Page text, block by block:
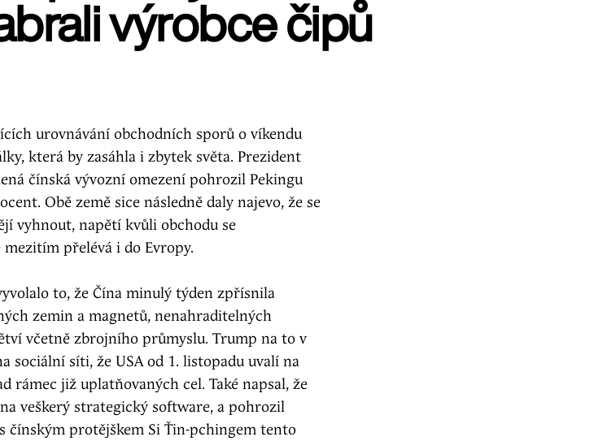
výrobce čipů
urovnávání obchodních sporů o víkendu
která by zasáhla i zbytek světa. Prezident
čínská vývozní omezení pohrozil Pekingu
Obě země sice následně daly najevo, že se
vyhnout, napětí kvůli obchodu se
přelévá i do Evropy.
to, že Čína minulý týden zpřísnila
zemin a magnetů, nenahraditelných
včetně zbrojního průmyslu. Trump na to v
sociální síti, že USA od 1. listopadu uvalí na
rámec již uplatňovaných cel. Také napsal, že
veškerý strategický software, a pohrozil
čínským protějškem Si Ťin-pchingem tento